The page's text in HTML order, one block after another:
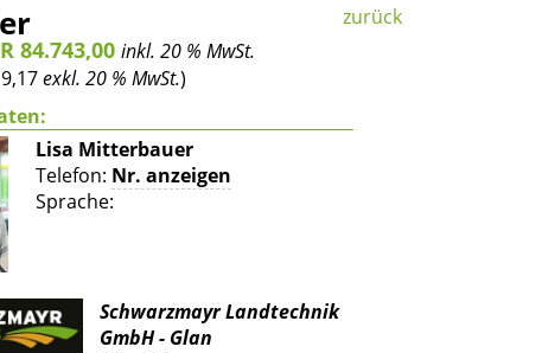
zurück
84.743,00 inkl. 20 % MwSt.
exkl. 20 % MwSt.)
Lisa Mitterbauer
Telefon: Nr. anzeigen
Sprache:
Schwarzmayr Landtechnik
GmbH - Glan